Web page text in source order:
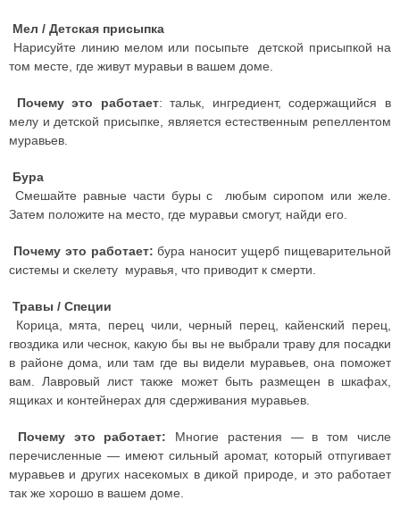
Мел / Детская присыпка
Нарисуйте линию мелом или посыпьте детской присыпкой на
том месте, где живут муравьи в вашем доме.
Почему это работает: тальк, ингредиент, содержащийся в
мелу и детской присыпке, является естественным репеллентом
муравьев.
Бура
Смешайте равные части буры с любым сиропом или желе.
Затем положите на место, где муравьи смогут, найди его.
Почему это работает: бура наносит ущерб пищеварительной
системы и скелету муравья, что приводит к смерти.
Травы / Специи
Корица, мята, перец чили, черный перец, кайенский перец,
гвоздика или чеснок, какую бы вы не выбрали траву для посадки
в районе дома, или там где вы видели муравьев, она поможет
вам. Лавровый лист также может быть размещен в шкафах,
ящиках и контейнерах для сдерживания муравьев.
Почему это работает: Многие растения — в том числе
перечисленные — имеют сильный аромат, который отпугивает
муравьев и других насекомых в дикой природе, и это работает
так же хорошо в вашем доме.